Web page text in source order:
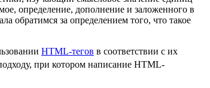
определение, дополнение и заложенного в
обратимся за определением того, что такое
HTML-тегов в соответствии с их
при котором написание HTML-